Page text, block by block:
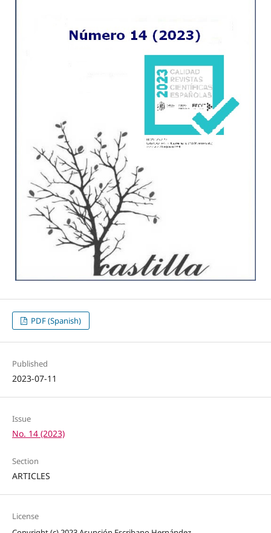
PDF (Spanish)
Published
2023-07-11
Issue
No. 14 (2023)
Section
ARTICLES
License